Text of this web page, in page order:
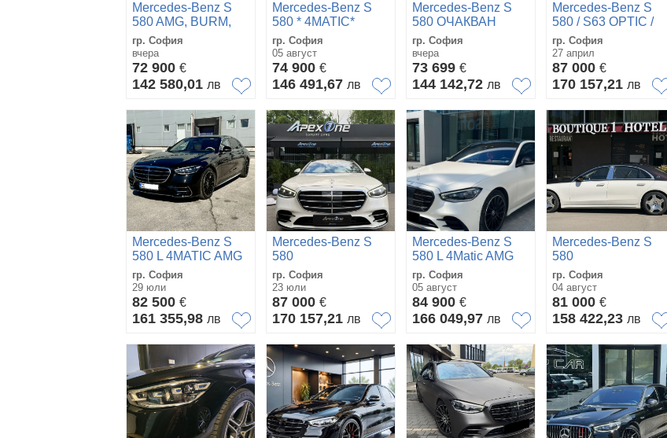
Mercedes-Benz S
580 AMG, BURM,
PANO, MASSAGE,
DISTRONIC, MAX
FULL
гр. София
вчера
72 900 €
142 580,01 лв
Mercedes-Benz S
580 * 4MATIC*
ВАКУУМ*
BURMESTER*
ОБДУХ* 360*
гр. София
05 август
74 900 €
146 491,67 лв
Mercedes-Benz S
580 ОЧАКВАН
ВНОС S580 Long
AMG 4Matic
BURMESTER
PANO
гр. София
вчера
73 699 €
144 142,72 лв
Mercedes-Benz S
580 / S63 OPTIC /
LONG / 27000км
гр. София
27 април
87 000 €
170 157,21 лв
Mercedes-Benz S
580 L 4MATIC AMG
ГАРАНЦИЯ ДО
2027
гр. София
29 юли
82 500 €
161 355,98 лв
Mercedes-Benz S
580
гр. София
23 юли
87 000 €
170 157,21 лв
Mercedes-Benz S
580 L 4Matic AMG
Line = MGT Select 2
=
гр. София
05 август
84 900 €
166 049,97 лв
Mercedes-Benz S
580
гр. София
04 август
81 000 €
158 422,23 лв